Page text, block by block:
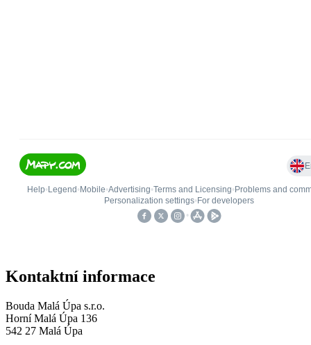
Kontaktní informace
Bouda Malá Úpa s.r.o.
Horní Malá Úpa 136
542 27 Malá Úpa